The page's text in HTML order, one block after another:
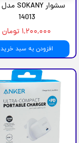
14013
۱,۲۰۰,۰۰۰ تومان
افزودن به سبد خرید